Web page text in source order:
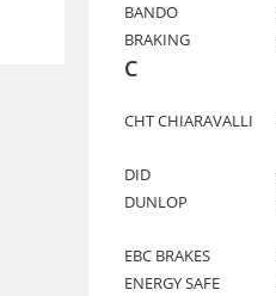
BANDO
BRAKING
C
CHT CHIARAVALLI
DID
DUNLOP
EBC BRAKES
ENERGY SAFE